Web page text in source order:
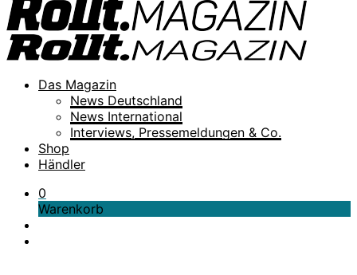
Das Magazin
News Deutschland
News International
Interviews, Pressemeldungen & Co.
Shop
Händler
0
Warenkorb